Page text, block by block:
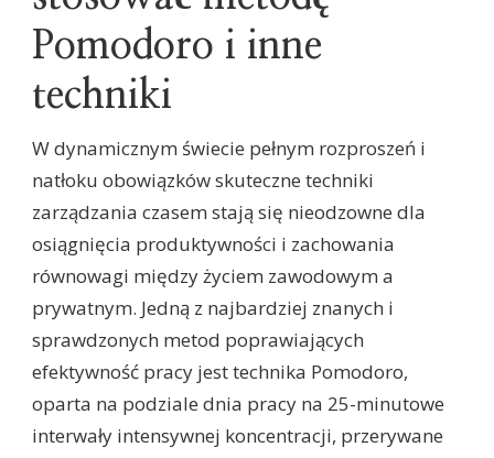
Pomodoro i inne
techniki
W dynamicznym świecie pełnym rozproszeń i
natłoku obowiązków skuteczne techniki
zarządzania czasem stają się nieodzowne dla
osiągnięcia produktywności i zachowania
równowagi między życiem zawodowym a
prywatnym. Jedną z najbardziej znanych i
sprawdzonych metod poprawiających
efektywność pracy jest technika Pomodoro,
oparta na podziale dnia pracy na 25-minutowe
interwały intensywnej koncentracji, przerywane